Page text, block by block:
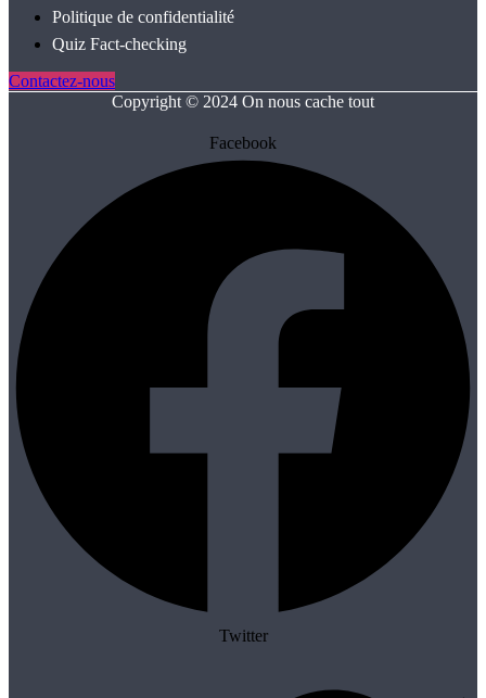
Politique de confidentialité
Quiz Fact‑checking
Contactez-nous
Copyright © 2024 On nous cache tout
Facebook
Twitter